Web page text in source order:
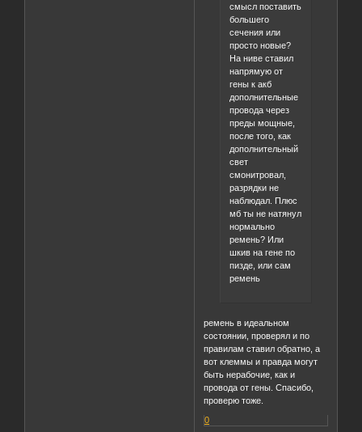
смысл поставить
большего
сечения или
просто новые?
На ниве ставил
напрямую от
гены к акб
дополнительные
провода через
преды мощные,
после того, как
дополнительный
свет
смонитровал,
разрядки не
наблюдал. Плюс
мб ты не натянул
нормально
ремень? Или
шкив на гене по
пизде, или сам
ремень
ремень в идеальном
состоянии, проверял и по
правилам ставил обратно, а
вот клеммы и правда могут
быть нерабочие, как и
провода от гены. Спасибо,
проверю тоже.
0